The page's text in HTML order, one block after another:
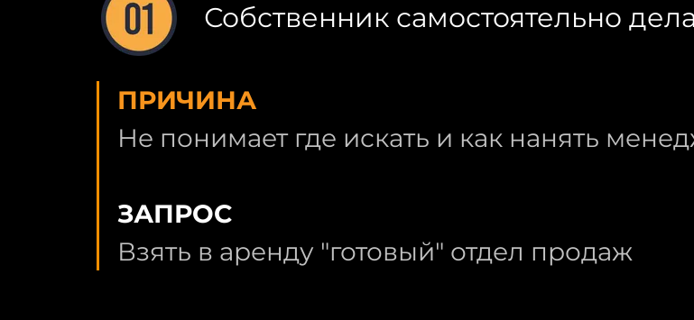
Собственник самостоятельно
ПРИЧИНА
Не понимает где искать и как нанять
ЗАПРОС
Взять в аренду "готовый" отдел продаж